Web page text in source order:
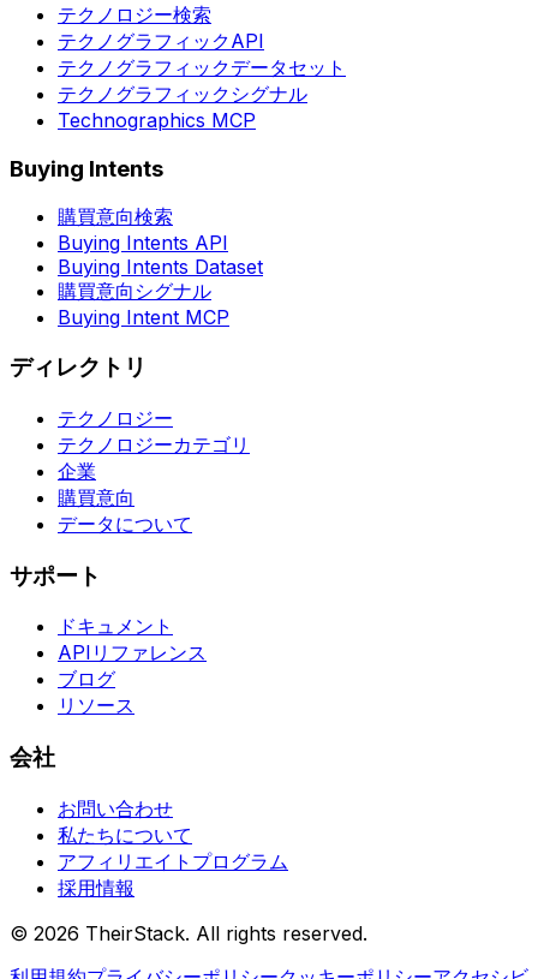
テクノロジー検索
テクノグラフィックAPI
テクノグラフィックデータセット
テクノグラフィックシグナル
Technographics MCP
Buying Intents
購買意向検索
Buying Intents API
Buying Intents Dataset
購買意向シグナル
Buying Intent MCP
ディレクトリ
テクノロジー
テクノロジーカテゴリ
企業
購買意向
データについて
サポート
ドキュメント
APIリファレンス
ブログ
リソース
会社
お問い合わせ
私たちについて
アフィリエイトプログラム
採用情報
© 2026 TheirStack. All rights reserved.